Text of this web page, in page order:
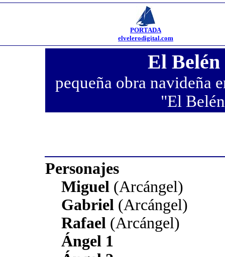
PORTADA
elvelerodigital.com
El Belén
pequeña obra navideña
"El
Personajes
Miguel (Arcángel)
Gabriel (Arcángel)
Rafael (Arcángel)
Ángel 1